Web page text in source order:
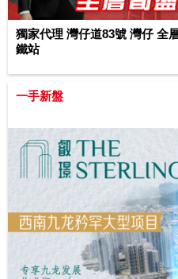
獨家代理 灣仔道83號 灣仔 全
鐵站
一手新盤